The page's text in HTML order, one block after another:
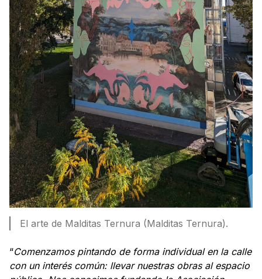
El arte de Malditas Ternura (Malditas Ternura).
“Comenzamos pintando de forma individual en la calle
con un interés común: llevar nuestras obras al espacio